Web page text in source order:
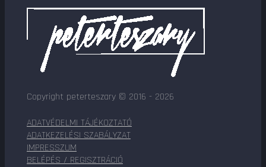
Copyright peterteszary © 2016 - 2026
ADATVÉDELMI TÁJÉKOZTATÓ
ADATKEZELÉSI SZABÁLYZAT
IMPRESSZUM
BELÉPÉS / REGISZTRÁCIÓ